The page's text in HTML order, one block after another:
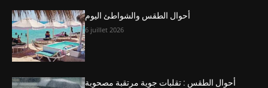
أحوال الطقس والشواطئ اليوم
6 juillet 2026
أحوال الطقس : تقلبات جوية مرتقبة مصحوبة